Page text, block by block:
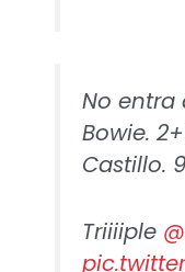
No entra
Bowie.
Castillo.
Triiiiple